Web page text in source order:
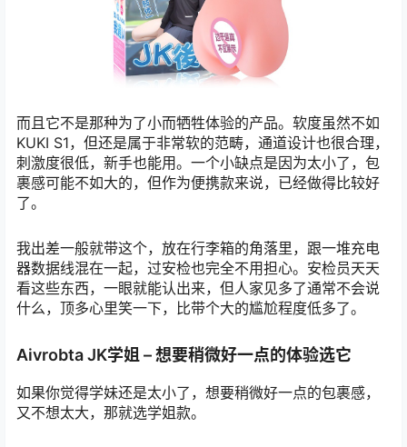
而且它不是那种为了小而牺牲体验的产品。软度虽然不如
KUKI S1，但还是属于非常软的范畴，通道设计也很合理，
刺激度很低，新手也能用。一个小缺点是因为太小了，包
裹感可能不如大的，但作为便携款来说，已经做得比较好
了。
我出差一般就带这个，放在行李箱的角落里，跟一堆充电
器数据线混在一起，过安检也完全不用担心。安检员天天
看这些东西，一眼就能认出来，但人家见多了通常不会说
什么，顶多心里笑一下，比带个大的尴尬程度低多了。
Aivrobta JK学姐 – 想要稍微好一点的体验选它
如果你觉得学妹还是太小了，想要稍微好一点的包裹感，
又不想太大，那就选学姐款。